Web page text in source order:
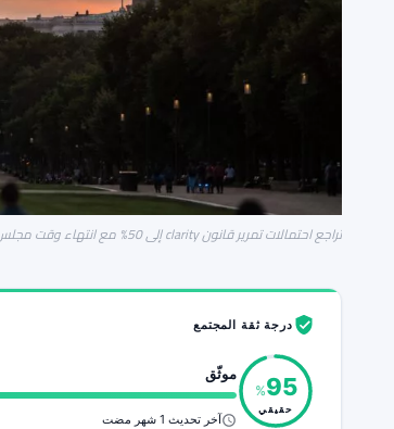
تراجع احتمالات تمرير قانون clarity إلى 50% مع انتهاء وقت مجلس الشيوخ
درجة ثقة المجتمع
95
%
حقيقي
موثّق
آخر تحديث 1 شهر مضت